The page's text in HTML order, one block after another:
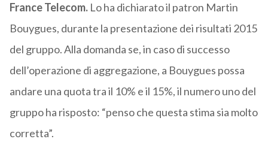
France Telecom.Lo ha dichiarato il patron Martin
Bouygues, durante la presentazione dei risultati 2015
del gruppo. Alla domanda se, in caso di successo
dell’operazione di aggregazione, a Bouygues possa
andare una quota tra il 10% e il 15%, il numero uno del
gruppo ha risposto: “penso che questa stima sia molto
corretta”.